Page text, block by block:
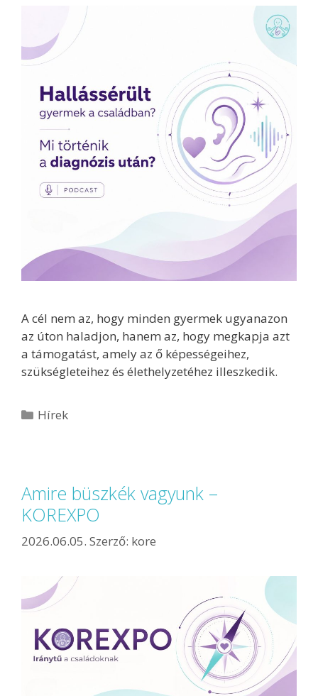
A cél nem az, hogy minden gyermek ugyanazon
az úton haladjon, hanem az, hogy megkapja azt
a támogatást, amely az ő képességeihez,
szükségleteihez és élethelyzetéhez illeszkedik.
Hírek
Amire büszkék vagyunk –
KOREXPO
2026.06.05. Szerző: kore